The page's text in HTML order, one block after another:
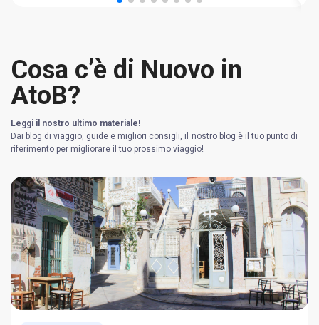
Cosa c’è di Nuovo in
AtoB?
Leggi il nostro ultimo materiale!
Dai blog di viaggio, guide e migliori consigli, il nostro blog è il tuo punto di
riferimento per migliorare il tuo prossimo viaggio!